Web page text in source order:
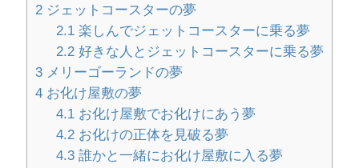
2 ジェットコースターの夢
2.1楽しんでジェットコースターに乗る夢
2.2好きな人とジェットコースターに乗る夢
3 メリーゴーランドの夢
4 お化け屋敷の夢
4.1お化け屋敷でお化けにあう夢
4.2お化けの正体を見破る夢
4.3誰かと一緒にお化け屋敷に入る夢